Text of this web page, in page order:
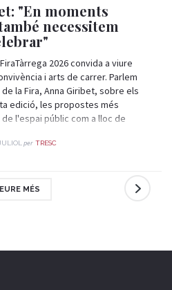
"En moments
necessitem
2026 convida a viure
i arts de carrer. Parlem
la Fira, Anna Giribet, sobre els
edició, les propostes més
l'espai públic com a lloc de
per TRESC
MÉS